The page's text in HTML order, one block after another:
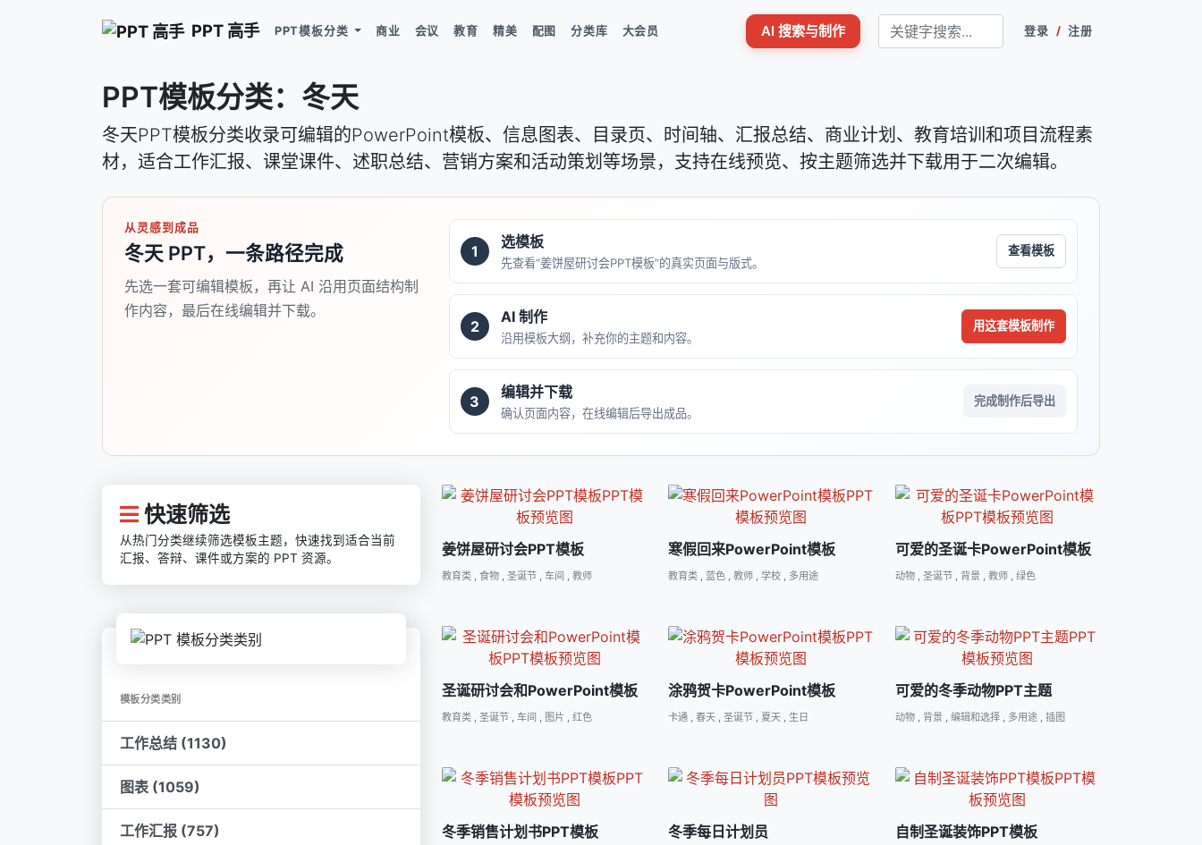
PPT 高手 PPT模板分类 商业 会议 教育 精美 配图 分类库 大会员 AI 搜索与制作 登录 / 注册
PPT模板分类：冬天
冬天PPT模板分类收录可编辑的PowerPoint模板、信息图表、目录页、时间轴、汇报总结、商业计划、教育培训和项目流程素
材，适合工作汇报、课堂课件、述职总结、营销方案和活动策划等场景，支持在线预览、按主题筛选并下载用于二次编辑。
从灵感到成品
冬天 PPT，一条路径完成
先选一套可编辑模板，再让 AI 沿用页面结构制
作内容，最后在线编辑并下载。
1
选模板
先查看“姜饼屋研讨会PPT模板”的真实页面与版式。
查看模板
2
AI 制作
沿用模板大纲，补充你的主题和内容。
用这套模板制作
3
编辑并下载
确认页面内容，在线编辑后导出成品。
完成制作后导出
快速筛选
从热门分类继续筛选模板主题，快速找到适合当前
汇报、答辩、课件或方案的 PPT 资源。
模板分类类别
工作总结 (1130)
图表 (1059)
工作汇报 (757)
姜饼屋研讨会PPT模板
教育类 食物 圣诞节 车间 教师
寒假回来PowerPoint模板
教育类 ,蓝色 ,教师 ,学校 多用途
可爱的圣诞卡PowerPoint模板
动物, 圣诞节, 背景, 教师, 绿色
圣诞研讨会和PowerPoint模板
教育类 圣诞节 车间 图片 红色
涂鸦贺卡PowerPoint模板
卡通 ,春天 ,圣诞节 ,夏天 ,生日
可爱的冬季动物PPT主题
动物, 背景, 编辑和选择, 多用途, 插图
冬季销售计划书PPT模板 冬季每日计划员 自制圣诞装饰PPT模板